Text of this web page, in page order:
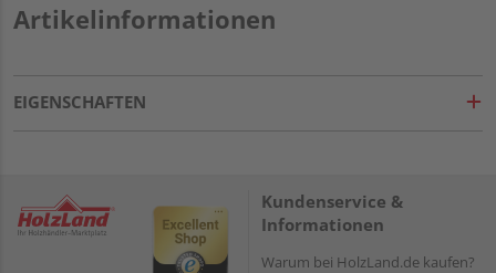
Artikelinformationen
EIGENSCHAFTEN
Kundenservice &
Informationen
Warum bei HolzLand.de kaufen?